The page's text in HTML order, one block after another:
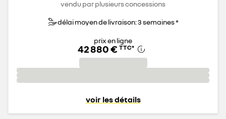
vendu par plusieurs concessions
délai moyen de livraison: 3 semaines *
prix en ligne
42 880 € TTC*
voir les détails